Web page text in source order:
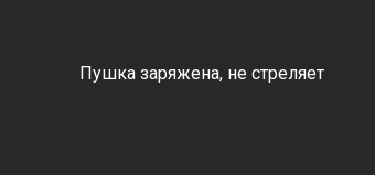
Пушка заряжена, не стреляет